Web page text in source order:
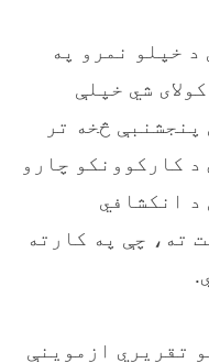
خپلو نمرو په
شي خپلې
د ۱۴۰۵/۴/۴ نېټې پنجشنبې څخه تر
د کارکوونکو چارو
د انکشافي
ته، چې په کارته
تقریري ازموینې